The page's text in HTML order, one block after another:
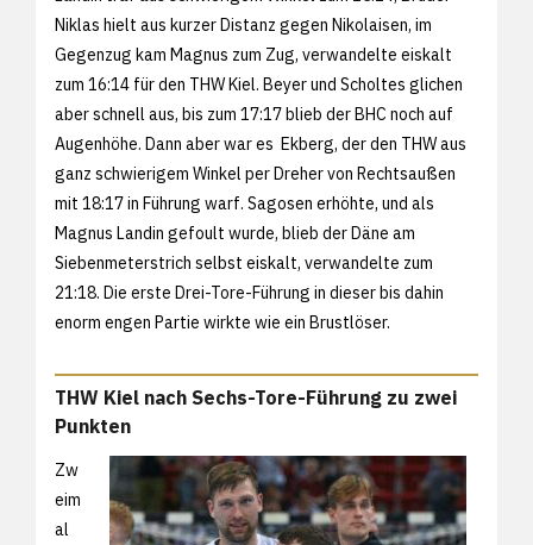
Niklas hielt aus kurzer Distanz gegen Nikolaisen, im
Gegenzug kam Magnus zum Zug, verwandelte eiskalt
zum 16:14 für den THW Kiel. Beyer und Scholtes glichen
aber schnell aus, bis zum 17:17 blieb der BHC noch auf
Augenhöhe. Dann aber war es Ekberg, der den THW aus
ganz schwierigem Winkel per Dreher von Rechtsaußen
mit 18:17 in Führung warf. Sagosen erhöhte, und als
Magnus Landin gefoult wurde, blieb der Däne am
Siebenmeterstrich selbst eiskalt, verwandelte zum
21:18. Die erste Drei-Tore-Führung in dieser bis dahin
enorm engen Partie wirkte wie ein Brustlöser.
THW Kiel nach Sechs-Tore-Führung zu zwei
Punkten
Zw
eim
al